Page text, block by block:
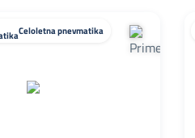
Celoletna pnevmatika